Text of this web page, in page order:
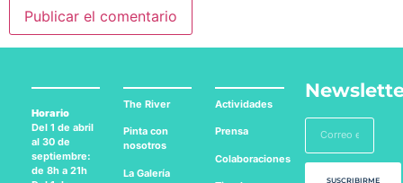
Horario
Del 1 de abril
al 30 de
septiembre:
de 8h a 21h
The River
Pinta con
nosotros
La Galería
Actividades
Prensa
Colaboraciones
SUSCRIBIRME